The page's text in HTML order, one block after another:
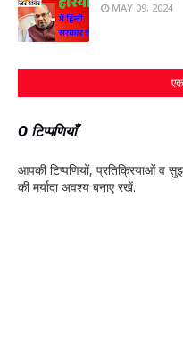
MAY 09, 2024
0 टिप्पणियाँ
आपकी टिप्‍पणियों, प्रतिक्रियाओं व
की मर्यादा अवश्‍य बनाए रखें.